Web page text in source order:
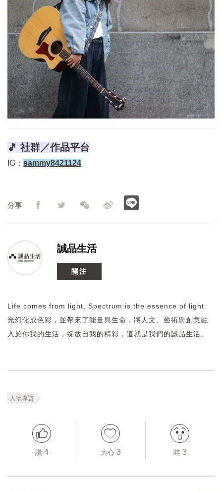
🎵 社群／作品平台
IG： sammy8421124
分享
誠品生活
關注
Life comes from light, Spectrum is the essence of light.
光幻化成色彩，並帶來了能量與生命，將人文、藝術與創意融
入於你我的生活，綻放自我的精彩，這就是我們的誠品生活。
人物專訪
讚 4 大心 3 哇 3